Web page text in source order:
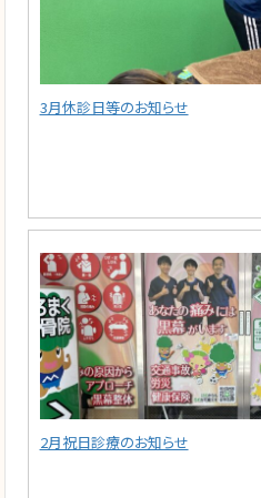
3月休診日等のお知らせ
2月祝日診療のお知らせ